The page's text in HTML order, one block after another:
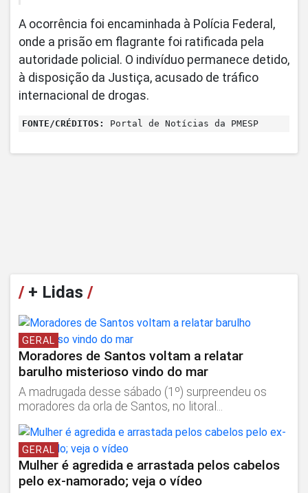
A ocorrência foi encaminhada à Polícia Federal,
onde a prisão em flagrante foi ratificada pela
autoridade policial. O indivíduo permanece detido,
à disposição da Justiça, acusado de tráfico
internacional de drogas.
FONTE/CRÉDITOS: Portal de Notícias da PMESP
/+ Lidas /
GERAL
Moradores de Santos voltam a relatar
barulho misterioso vindo do mar
A madrugada desse sábado (1º) surpreendeu os
moradores da orla de Santos, no litoral...
GERAL
Mulher é agredida e arrastada pelos cabelos
pelo ex-namorado; veja o vídeo